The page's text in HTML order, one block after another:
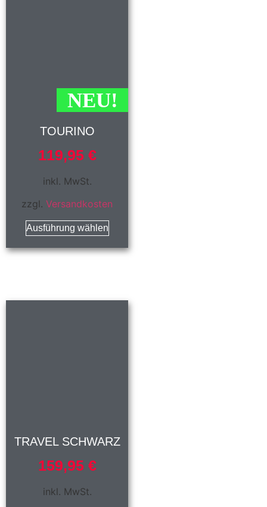
NEU!
TOURINO
119,95 €
inkl. MwSt.
zzgl.Versandkosten
Ausführung wählen
TRAVEL SCHWARZ
159,95 €
inkl. MwSt.